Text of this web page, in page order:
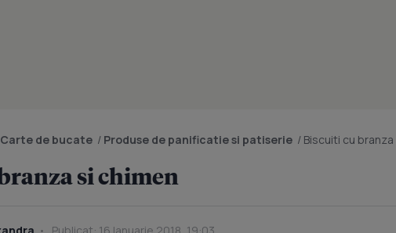
Carte de bucate / Produse de panificatie si patiserie / Biscuiti cu branza si chimen
si chimen